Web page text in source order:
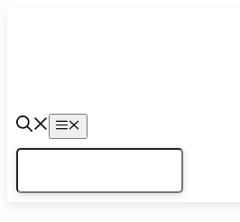
Menü